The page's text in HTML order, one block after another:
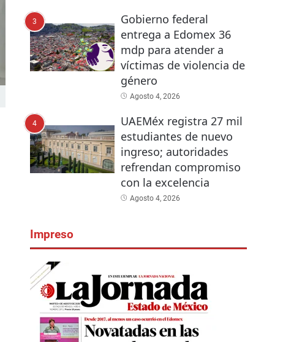
3
Gobierno federal
entrega a Edomex 36
mdp para atender a
víctimas de violencia de
género
Agosto 4, 2026
4
UAEMéx registra 27 mil
estudiantes de nuevo
ingreso; autoridades
refrendan compromiso
con la excelencia
Agosto 4, 2026
Impreso